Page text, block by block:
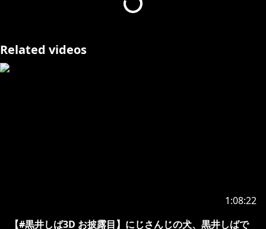
にじさんじ所属の犬、黒井しば！
◆👇黒井しばのメンバーシップ👇しばちゃんの毎月の
Related videos
1:08:22
【#黒井しば3D お披露目】にじさんじの犬、黒井しばで